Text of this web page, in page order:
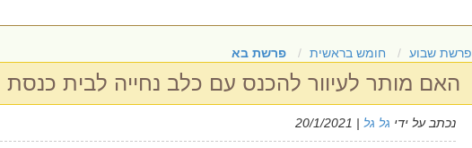
פרשת שבוע חומש בראשית פרשת בא
האם מותר לעיוור להכנס עם כלב נחייה לבית כנסת
נכתב על ידי גל גל | 20/1/2021